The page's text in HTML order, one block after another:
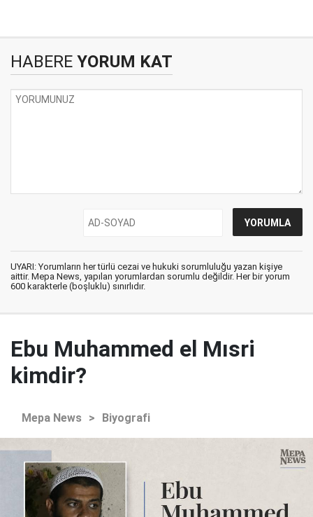
HABERE YORUM KAT
UYARI: Yorumların her türlü cezai ve hukuki sorumluluğu yazan kişiye
aittir. Mepa News, yapılan yorumlardan sorumlu değildir. Her bir yorum
600 karakterle (boşluklu) sınırlıdır.
Ebu Muhammed el Mısri
kimdir?
Mepa News > Biyografi